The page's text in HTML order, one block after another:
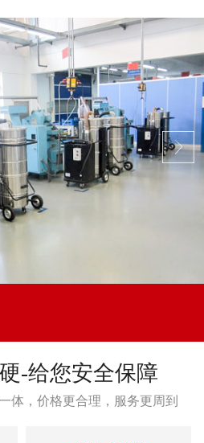
-给您安全保障
体，价格更合理，服务更周到